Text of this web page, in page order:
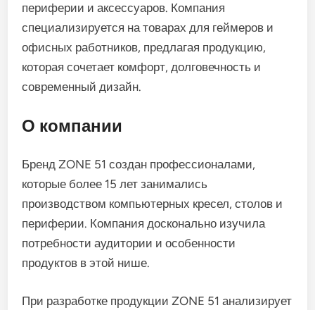
периферии и аксессуаров. Компания
специализируется на товарах для геймеров и
офисных работников, предлагая продукцию,
которая сочетает комфорт, долговечность и
современный дизайн.
О компании
Бренд ZONE 51 создан профессионалами,
которые более 15 лет занимались
производством компьютерных кресел, столов и
периферии. Компания досконально изучила
потребности аудитории и особенности
продуктов в этой нише.
При разработке продукции ZONE 51 анализирует